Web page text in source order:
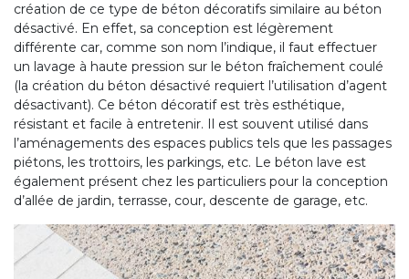
création de ce type de béton décoratifs similaire au béton
désactivé. En effet, sa conception est légèrement
différente car, comme son nom l’indique, il faut effectuer
un lavage à haute pression sur le béton fraîchement coulé
(la création du béton désactivé requiert l’utilisation d’agent
désactivant). Ce béton décoratif est très esthétique,
résistant et facile à entretenir. Il est souvent utilisé dans
l’aménagements des espaces publics tels que les passages
piétons, les trottoirs, les parkings, etc. Le béton lave est
également présent chez les particuliers pour la conception
d’allée de jardin, terrasse, cour, descente de garage, etc.